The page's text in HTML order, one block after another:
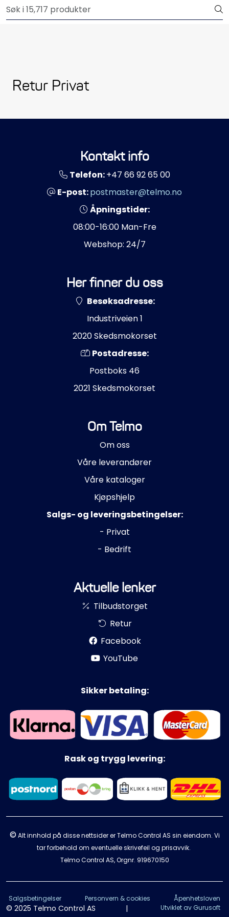
Skip to main content
Retur Privat
Kontakt info
Telefon:+47 66 92 65 00
E-post:postmaster@telmo.no
Åpningstider:
08:00-16:00 Man-Fre
Webshop: 24/7
Her finner du oss
Besøksadresse:
Industriveien 1
2020 Skedsmokorset
Postadresse:
Postboks 46
2021 Skedsmokorset
Om Telmo
Om oss
Våre leverandører
Våre kataloger
Kjøpshjelp
Salgs- og leveringsbetingelser:
- Privat
- Bedrift
Aktuelle lenker
Tilbudstorget
Retur
Facebook
YouTube
Sikker betaling:
Rask og trygg levering:
© Alt innhold på disse nettsider er Telmo Control AS sin eiendom. Vi
tar forbehold om eventuelle skrivefeil og prisavvik.
Telmo Control AS, Orgnr. 919670150
Salgsbetingelser Personvern & cookies Åpenhetsloven
© 2025 Telmo Control AS | Utviklet av Gurusoft
Motordelsvelger/SONAR